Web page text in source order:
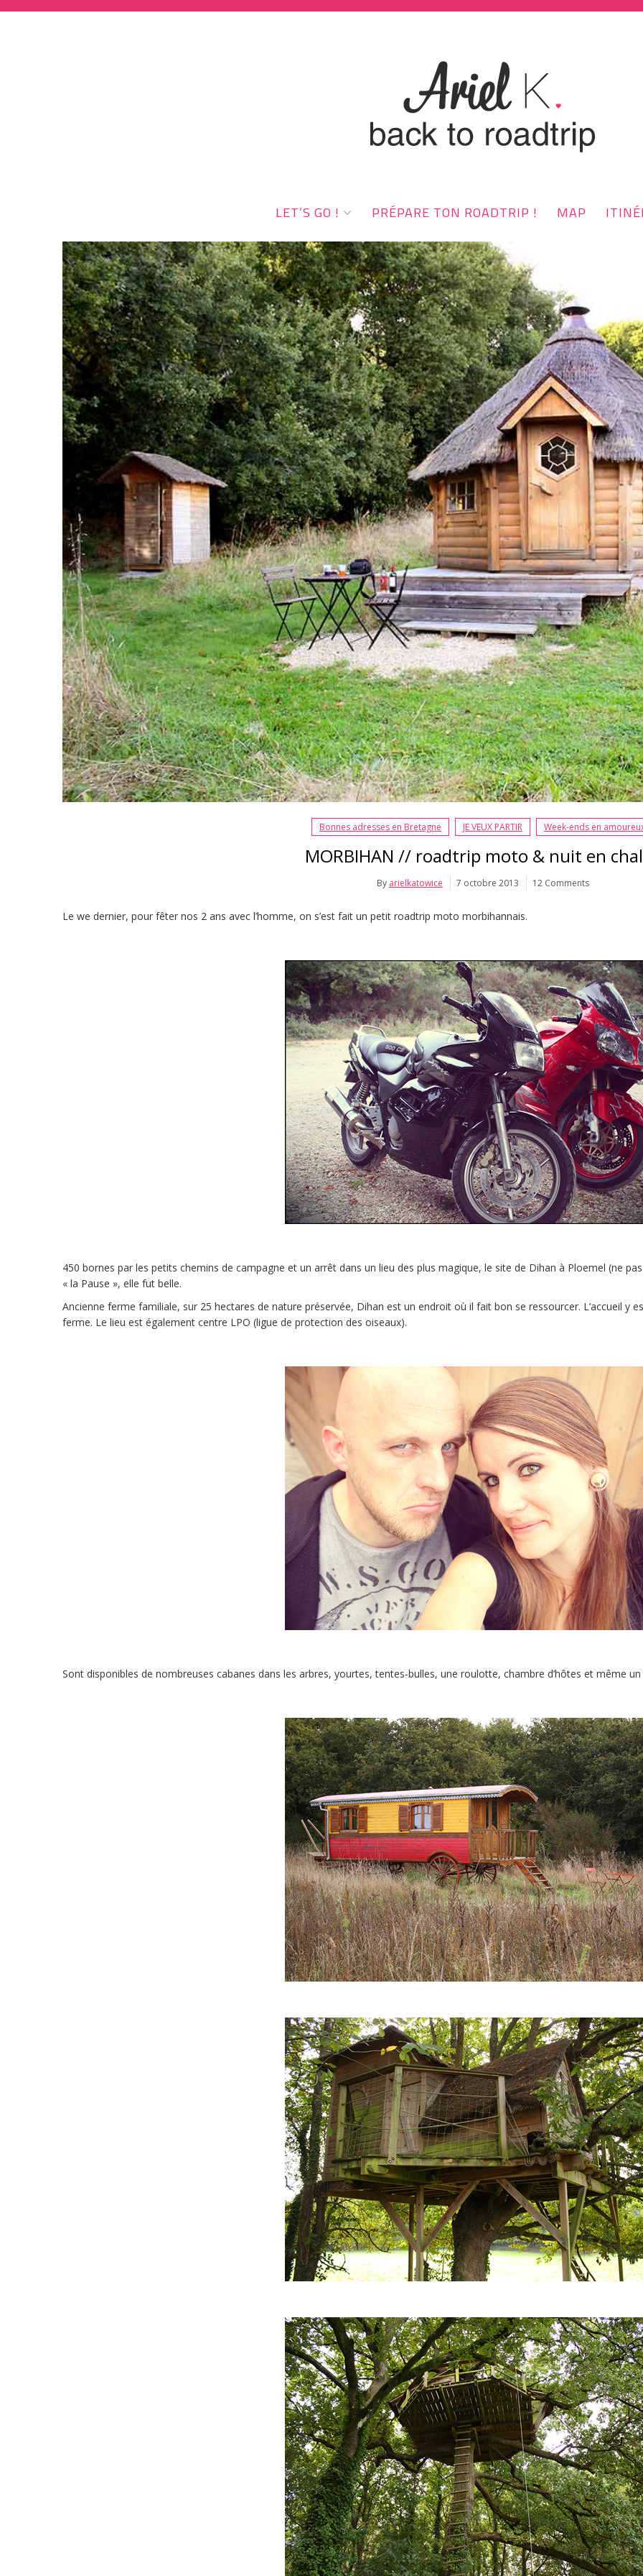
LET’S GO ! PRÉPARE TON ROADTRIP ! MAP
Bonnes adresses en Bretagne JE VEUX PARTIR Week-ends en
MORBIHAN // roadtrip moto & nuit en
By arielkatowice 7 octobre 2013 12 Comments
Le we dernier, pour fêter nos 2 ans avec l’homme, on s’est fait un petit roadtrip moto morbihannais.
450 bornes par les petits chemins de campagne et un arrêt dans un lieu des plus magique, le site de Dihan à Ploemel (ne
« la Pause », elle fut belle.
Ancienne ferme familiale, sur 25 hectares de nature préservée, Dihan est un endroit où il fait bon se ressourcer. L’accueil y
ferme. Le lieu est également centre LPO (ligue de protection des oiseaux).
Sont disponibles de nombreuses cabanes dans les arbres, yourtes, tentes-bulles, une roulotte, chambre d’hôtes et même un